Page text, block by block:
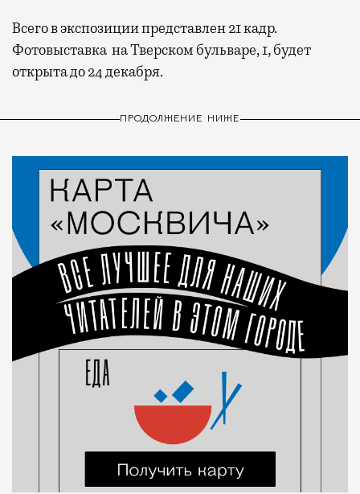
Всего в экспозиции представлен 21 кадр.
Фотовыставка на Тверском бульваре, 1, будет
открыта до 24 декабря.
ПРОДОЛЖЕНИЕ НИЖЕ